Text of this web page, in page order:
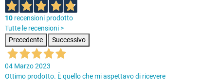
10 recensioni prodotto
Tutte le recensioni >
Precedente
Successivo
04 Marzo 2023
Ottimo prodotto. È quello che mi aspettavo di ricevere